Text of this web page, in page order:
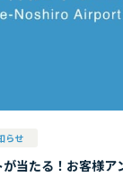
らせ
が当たる！お客様